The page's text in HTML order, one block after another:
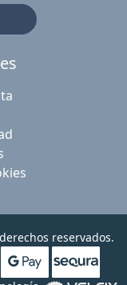
reservados.